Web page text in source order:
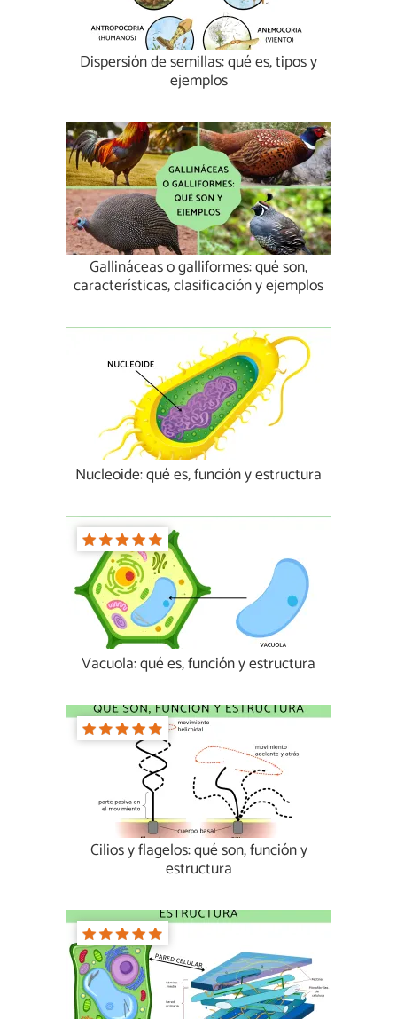
Dispersión de semillas: qué es, tipos y
ejemplos
Gallináceas o galliformes: qué son,
características, clasificación y ejemplos
Nucleoide: qué es, función y estructura
Vacuola: qué es, función y estructura
Cilios y flagelos: qué son, función y
estructura